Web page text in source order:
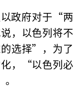
政府对于“两
，以色列将不
选择”，为了
，“以色列必